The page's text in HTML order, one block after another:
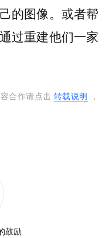
的图像。或者帮
过重建他们一家
合作请点击 转载说明 ，
鼓励